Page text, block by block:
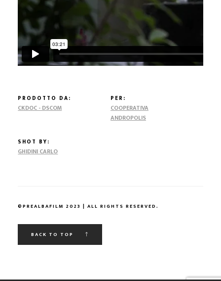
PRODOTTO DA:
CKDOC - DSCOM
PER:
COOPERATIVA
ANDROPOLIS
SHOT BY:
GHIDINI CARLO
©PREALBAFILM 2023 | ALL RIGHTS RESERVED.
BACK TO TOP